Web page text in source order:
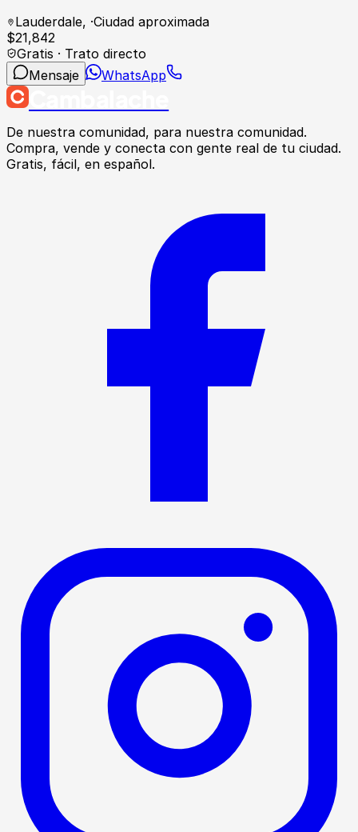
Lauderdale, ·Ciudad aproximada
$21,842
Gratis · Trato directo
Mensaje
WhatsApp
De nuestra comunidad, para nuestra comunidad.
Compra, vende y conecta con gente real de tu ciudad.
Gratis, fácil, en español.